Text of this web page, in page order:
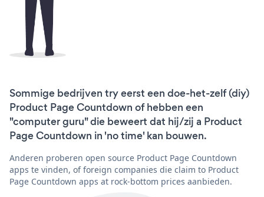
Sommige bedrijven try eerst een doe-het-zelf (diy)
Product Page Countdown of hebben een
"computer guru" die beweert dat hij/zij a Product
Page Countdown in 'no time' kan bouwen.
Anderen proberen open source Product Page Countdown
apps te vinden, of foreign companies die claim to Product
Page Countdown apps at rock-bottom prices aanbieden.